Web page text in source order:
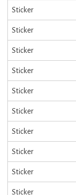
Sticker
Sticker
Sticker
Sticker
Sticker
Sticker
Sticker
Sticker
Sticker
Sticker